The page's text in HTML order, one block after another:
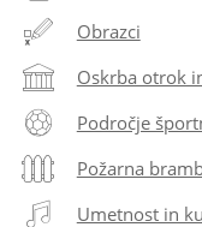
Obrazci
Oskrba otrok
Področje
Požarna
Umetnost in